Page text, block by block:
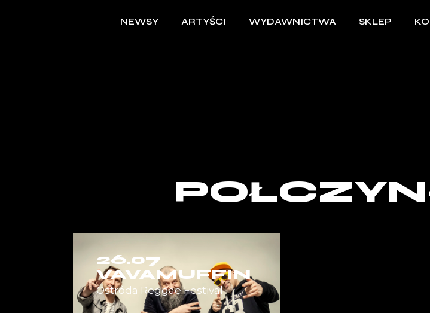
NEWSY ARTYŚCI WYDAWNICTWA SKLEP
26.07
VAVAMUFFIN
Ostróda Reggae Festival